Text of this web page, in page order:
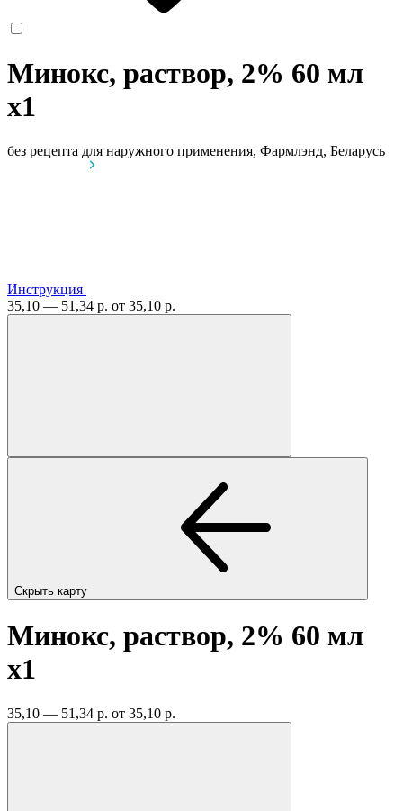
Минокс, раствор, 2% 60 мл
x1
без рецепта для наружного применения, Фармлэнд, Беларусь
Инструкция
35,10 — 51,34 р. от 35,10 р.
Скрыть карту
Минокс, раствор, 2% 60 мл
x1
35,10 — 51,34 р. от 35,10 р.